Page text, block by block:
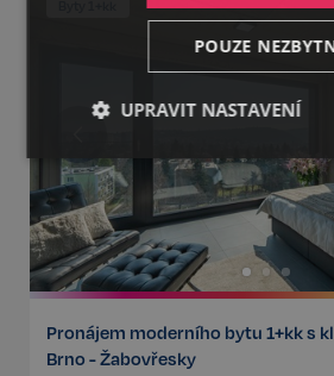
Pronájem moderního bytu 1+kk s
Brno - Žabovřesky
POUZE
UPRAVIT NASTAVENÍ
Nezbytné Výkonnostní
Funkční